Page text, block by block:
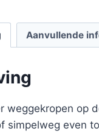
Aanvullende
weggekropen op
simpelweg even